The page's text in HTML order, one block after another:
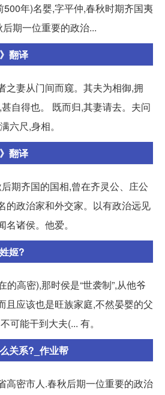
年)名婴,字平仲,春秋时期齐国夷
期一位重要的政治...
翻译
之妻从门间而窥。其夫为相御,拥
自得也。 既而归,其妻请去。夫问
六尺,身相。
翻译
期齐国的国相,曾在齐灵公、庄公
的政治家和外交家。以有政治远见
诸侯。他爱。
姬?
的高密),那时侯是“世袭制”,从他爷
且应该也是旺族家庭,不然晏婴的父
可能干到大夫(... 有。
关系?_作业帮
高密市人.春秋后期一位重要的政治